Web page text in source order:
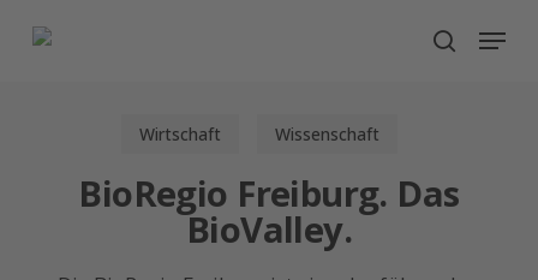
search
Menu
Wirtschaft Wissenschaft
BioRegio Freiburg. Das
BioValley.